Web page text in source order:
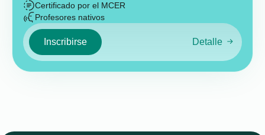
Certificado por el MCER
Profesores nativos
Inscribirse Detalle